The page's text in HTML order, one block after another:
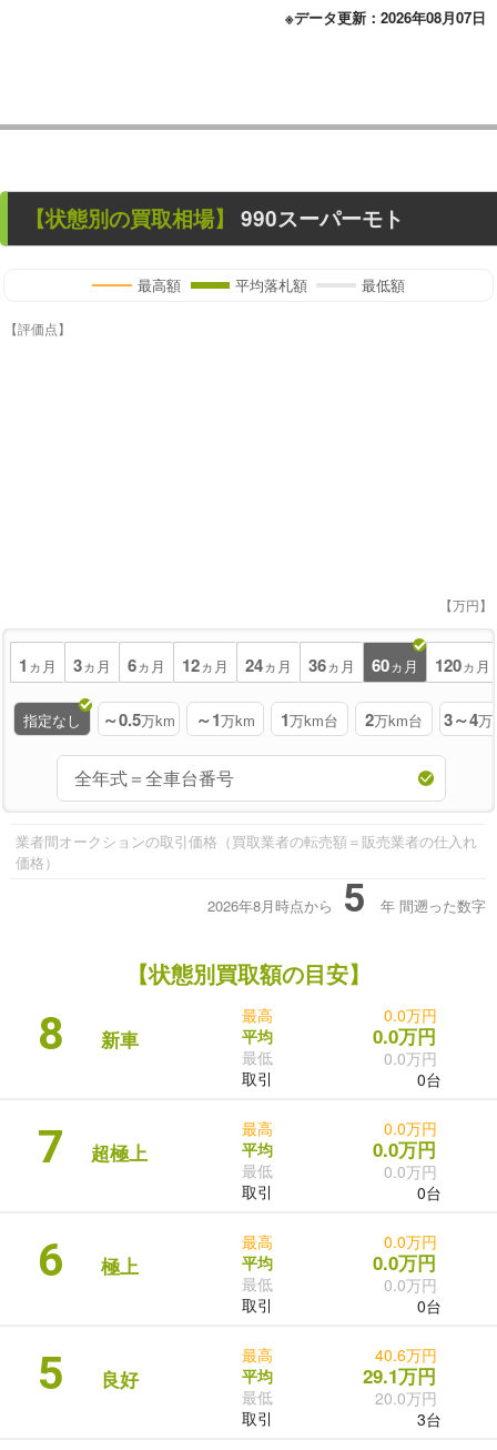
※データ更新：2026年08月07日
【状態別の買取相場】 990スーパーモト
最高額 平均落札額 最低額
【評価点】
【万円】
1 ヵ月 3ヵ月 6ヵ月 12ヵ月 24ヵ月 36ヵ月 60ヵ月 120ヵ月
指定なし ～0.5万km ～1万km 1万km台 2万km台 3～4万
業者間オークションの取引価格（買取業者の転売額＝販売業者の仕入れ
価格）
2026年8月時点から 5 年 間遡った数字
【状態別買取額の目安】
8 新車
最高
平均
最低
取引
0.0万円
0.0万円
0.0万円
0台
7 超極上
最高
平均
最低
取引
0.0万円
0.0万円
0.0万円
0台
6 極上
最高
平均
最低
取引
0.0万円
0.0万円
0.0万円
0台
5 良好
最高
平均
最低
取引
40.6万円
29.1万円
20.0万円
3台